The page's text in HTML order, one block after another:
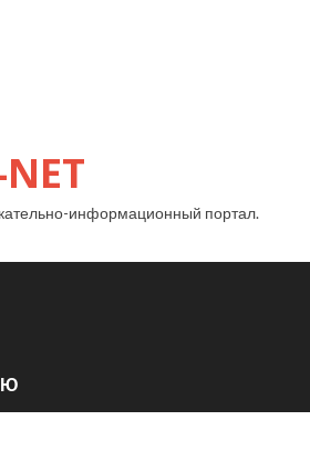
информационный портал.